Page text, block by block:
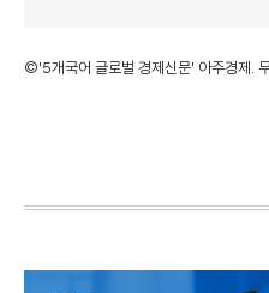
©'5개국어 글로벌 경제신문' 아주경제.